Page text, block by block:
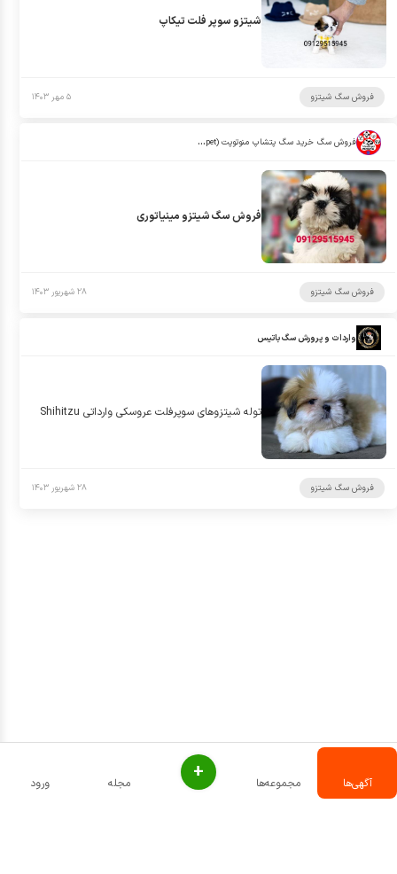
شیتزو سوپر فلت تیکاپ
فروش سگ شیتزو ۵ مهر ۱۴۰۳
فروش سگ خرید سگ پتشاپ منوتوپت (manotopet)
فروش سگ شیتزو مینیاتوری
فروش سگ شیتزو ۲۸ شهریور ۱۴۰۳
واردات و پرورش سگ باتیس
توله شيتزوهاى سوپرفلت عروسكى وارداتى Shihitzu
فروش سگ شیتزو ۲۸ شهریور ۱۴۰۳
ورود مجله + مجموعه‌ها آگهی‌ها